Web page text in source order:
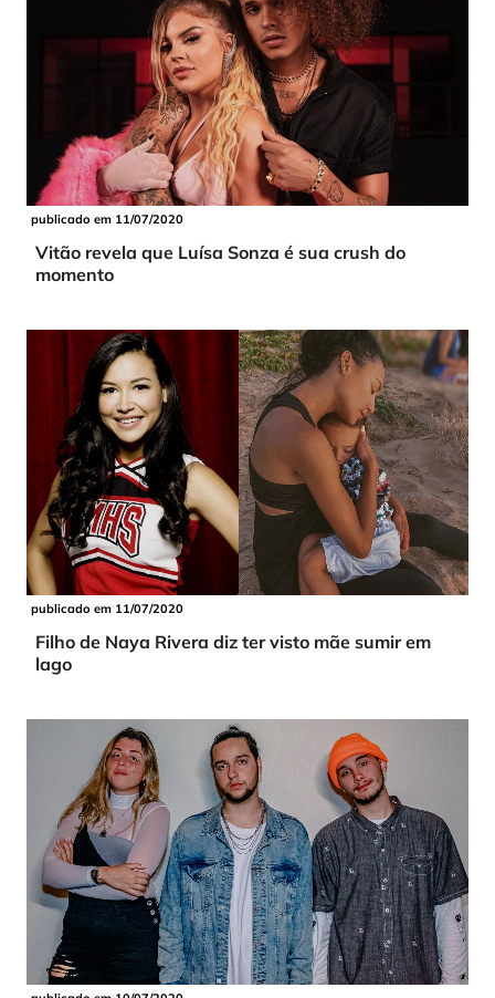
publicado em 11/07/2020
Vitão revela que Luísa Sonza é sua crush do
momento
publicado em 11/07/2020
Filho de Naya Rivera diz ter visto mãe sumir em
lago